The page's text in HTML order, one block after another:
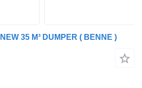
35 M³ DUMPER ( BENNE )